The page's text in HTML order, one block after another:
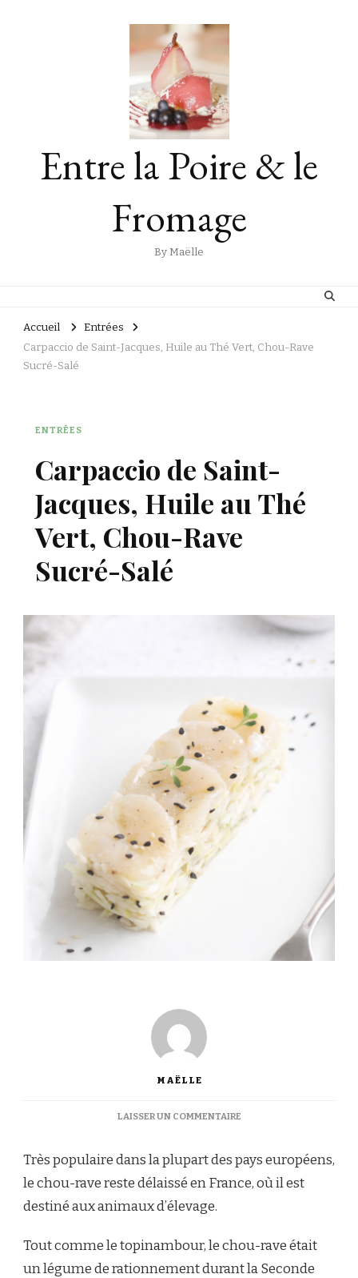
Entre la Poire & le
Fromage
By Maëlle
Accueil
Entrées
Carpaccio de Saint-Jacques, Huile au Thé Vert, Chou-Rave
Sucré-Salé
ENTRÉES
Carpaccio de Saint-
Jacques, Huile au Thé
Vert, Chou-Rave
Sucré-Salé
MAËLLE
LAISSER UN COMMENTAIRESUR
SAINT-
JACQUES,
HUILE
CHOU-
RAVE
Très populaire dans la plupart des pays européens,
le chou-rave reste délaissé en France, où il est
destiné aux animaux d’élevage.
Tout comme le topinambour, le chou-rave était
un légume de rationnement durant la Seconde